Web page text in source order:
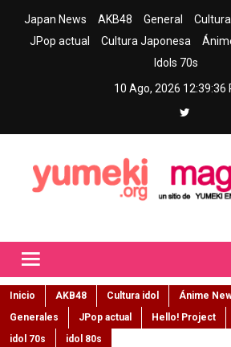
Japan News AKB48 General Cultura
JPop actual
Cultura Japonesa
Idols 70s
10 Ago, 2026 12:39:38
Inicio AKB48 Cultura idol Ánime
Generales
JPop actual Hello! Project
idol 70s
idol 80s